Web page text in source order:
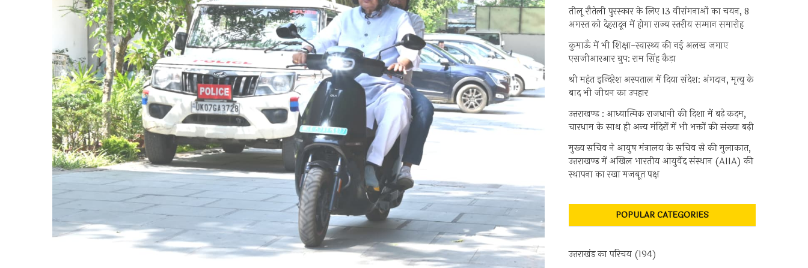
तीलू रौतेली पुरस्कार के लिए 13 वीरांगनाओं का चयन, 8
अगस्त को देहरादून में होगा राज्य स्तरीय सम्मान समारोह
कुमाऊँ में भी शिक्षा-स्वास्थ्य की नई अलख जगाए
एसजीआरआर ग्रुप: राम सिंह कैड़ा
श्री महंत इन्दिरेश अस्पताल में दिया संदेश: अंगदान, मृत्यु के
बाद भी जीवन का उपहार
उत्तराखण्ड : आध्यात्मिक राजधानी की दिशा में बढ़े कदम,
चारधाम के साथ ही अन्य मंदिरों में भी भक्तों की संख्या बढ़ी
मुख्य सचिव ने आयुष मंत्रालय के सचिव से की मुलाकात,
उत्तराखण्ड में अखिल भारतीय आयुर्वेद संस्थान (AIIA) की
स्थापना का रखा मजबूत पक्ष
POPULAR CATEGORIES
उत्तराखंड का परिचय (194)